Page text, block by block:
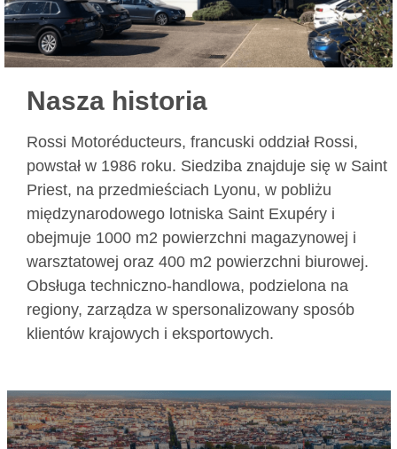
Nasza historia
Rossi Motoréducteurs, francuski oddział Rossi,
powstał w 1986 roku. Siedziba znajduje się w Saint
Priest, na przedmieściach Lyonu, w pobliżu
międzynarodowego lotniska Saint Exupéry i
obejmuje 1000 m2 powierzchni magazynowej i
warsztatowej oraz 400 m2 powierzchni biurowej.
Obsługa techniczno-handlowa, podzielona na
regiony, zarządza w spersonalizowany sposób
klientów krajowych i eksportowych.